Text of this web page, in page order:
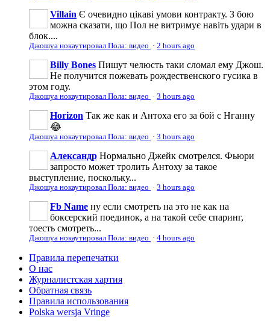
Villain Є очевидно цікаві умови контракту. З бою
можна сказати, що Пол не витримує навіть удари в
блок....
Джошуа нокаутировал Пола: видео · 2 hours ago
Billy Bones Пишут челюсть таки сломал ему Джош.
Не получится пожевать рождественского гусика в
этом году.
Джошуа нокаутировал Пола: видео · 3 hours ago
Horizon Так же как и Антоха его за бой с Нганну
😂
Джошуа нокаутировал Пола: видео · 3 hours ago
Александр Нормально Джейк смотрелся. Фьюри
запросто может тролить Антоху за такое
выступление, поскольку...
Джошуа нокаутировал Пола: видео · 3 hours ago
Fb Name ну если смотреть на это не как на
боксерский поединок, а на такой себе спаринг,
тоесть смотреть...
Джошуа нокаутировал Пола: видео · 4 hours ago
Правила перепечатки
О нас
Журналистская хартия
Обратная связь
Правила использования
Polska wersja Vringe